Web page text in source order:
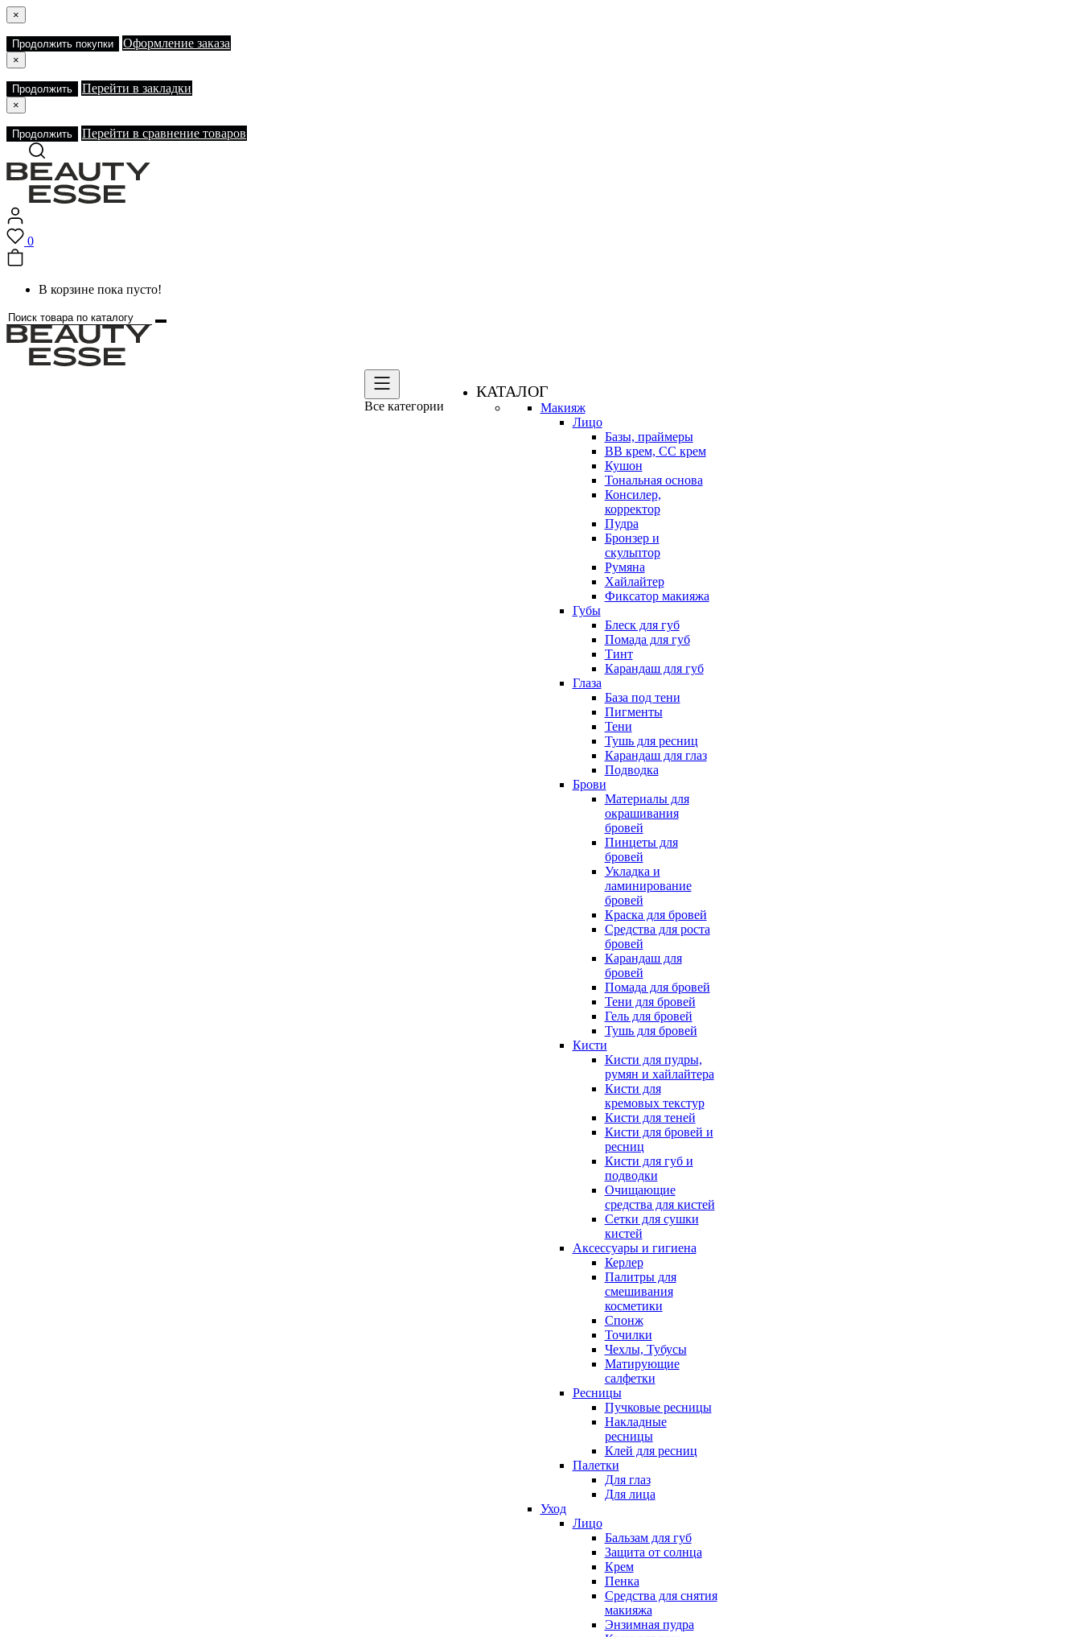
×
Продолжить покупки Оформление заказа
×
Продолжить Перейти в закладки
×
Продолжить Перейти в сравнение товаров
0
В корзине пока пусто!
Все категории
КАТАЛОГ
Макияж
Лицо
Базы, праймеры
BB крем, CC крем
Кушон
Тональная основа
Консилер,
корректор
Пудра
Бронзер и
скульптор
Румяна
Хайлайтер
Фиксатор макияжа
Губы
Блеск для губ
Помада для губ
Тинт
Карандаш для губ
Глаза
База под тени
Пигменты
Тени
Тушь для ресниц
Карандаш для глаз
Подводка
Брови
Материалы для
окрашивания
бровей
Пинцеты для
бровей
Укладка и
ламинирование
бровей
Краска для бровей
Средства для роста
бровей
Карандаш для
бровей
Помада для бровей
Тени для бровей
Гель для бровей
Тушь для бровей
Кисти
Кисти для пудры,
румян и хайлайтера
Кисти для
кремовых текстур
Кисти для теней
Кисти для бровей и
ресниц
Кисти для губ и
подводки
Очищающие
средства для кистей
Сетки для сушки
кистей
Аксессуары и гигиена
Керлер
Палитры для
смешивания
косметики
Спонж
Точилки
Чехлы, Тубусы
Матирующие
салфетки
Ресницы
Пучковые ресницы
Накладные
ресницы
Клей для ресниц
Палетки
Для глаз
Для лица
Уход
Лицо
Бальзам для губ
Защита от солнца
Крем
Пенка
Средства для снятия
макияжа
Энзимная пудра